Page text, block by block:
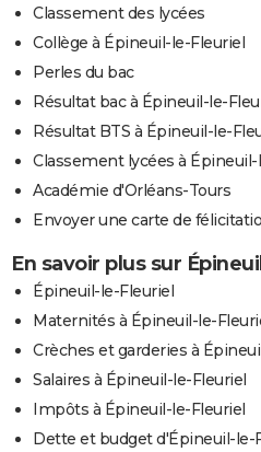
Classement des lycées
Collège à Épineuil-le-Fleuriel
Perles du bac
Résultat bac à Épineuil-le-
Résultat BTS à Épineuil-le-
Classement lycées à
Académie d'Orléans-Tours
Envoyer une carte de
En savoir plus sur
Épineuil-le-Fleuriel
Maternités à Épineuil-le-
Crèches et garderies à
Salaires à Épineuil-le-Fleuriel
Impôts à Épineuil-le-Fleuriel
Dette et budget d'Épineuil-le-